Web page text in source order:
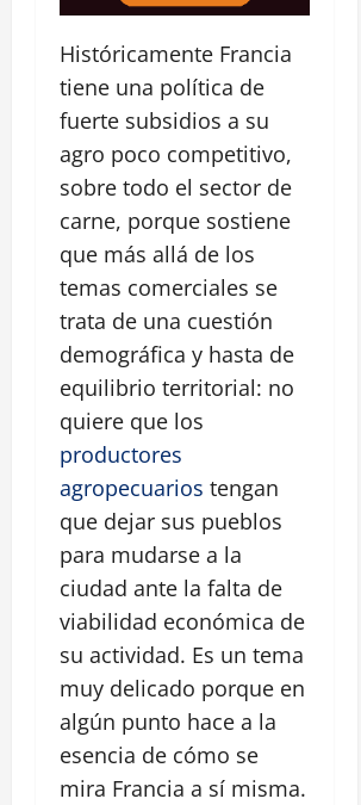
Históricamente Francia
tiene una política de
fuerte subsidios a su
agro poco competitivo,
sobre todo el sector de
carne, porque sostiene
que más allá de los
temas comerciales se
trata de una cuestión
demográfica y hasta de
equilibrio territorial: no
quiere que los
productores
agropecuarios tengan
que dejar sus pueblos
para mudarse a la
ciudad ante la falta de
viabilidad económica de
su actividad. Es un tema
muy delicado porque en
algún punto hace a la
esencia de cómo se
mira Francia a sí misma.